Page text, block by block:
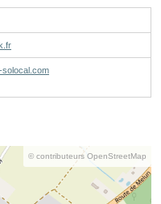
solocal.com
© contributeurs OpenStreetMap